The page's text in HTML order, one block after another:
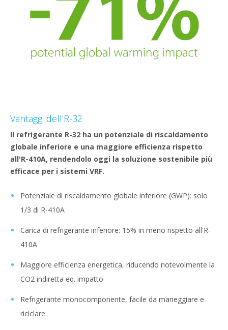
Vantaggi dell'R-32
Il refrigerante R-32 ha un potenziale di riscaldamento
globale inferiore e una maggiore efficienza rispetto
all'R-410A, rendendolo oggi la soluzione sostenibile più
efficace per i sistemi VRF.
Potenziale di riscaldamento globale inferiore (GWP): solo
1/3 di R-410A
Carica di refrigerante inferiore: 15% in meno rispetto all'R-
410A
Maggiore efficienza energetica, riducendo notevolmente la
CO2 indiretta eq. impatto
Refrigerante monocomponente, facile da maneggiare e
riciclare.